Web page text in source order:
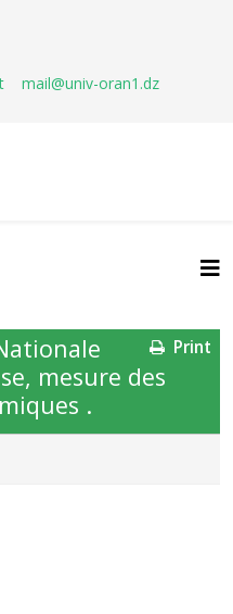
mail@univ-oran1.dz
Print
mesure des
.